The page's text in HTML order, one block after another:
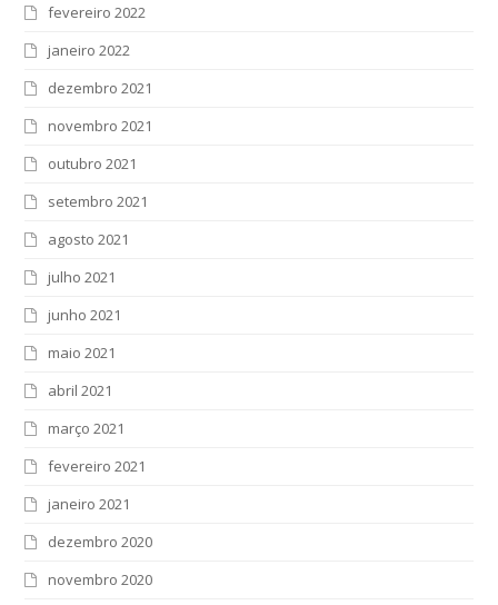
fevereiro 2022
janeiro 2022
dezembro 2021
novembro 2021
outubro 2021
setembro 2021
agosto 2021
julho 2021
junho 2021
maio 2021
abril 2021
março 2021
fevereiro 2021
janeiro 2021
dezembro 2020
novembro 2020